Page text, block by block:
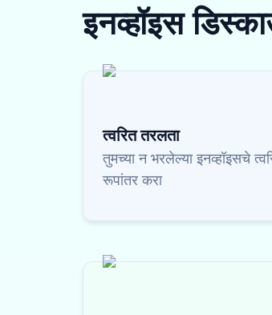
इनव्हॉइस
त्वरित तरलता
तुमच्या न भरलेल्या इनव्हॉइसचे
रूपांतर करा